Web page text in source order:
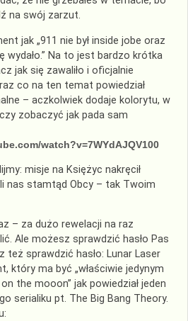
na swój zarzut.
jak „911 nie był inside jobe oraz
wydało.” Na to jest bardzo krótka
jak się zawaliło i oficjalnie
co na ten temat powiedział
– aczkolwiek dodaje kolorytu, w
zobaczyć jak pada sam
watch?v=7WYdAJQV100
misje na Księżyc nakręcił
nas stamtąd Obcy – tak Twoim
– za dużo rewelacji na raz
Ale możesz sprawdzić hasło Pas
też sprawdzić hasło: Lunar Laser
który ma być „właściwie jedynym
the mooon” jak powiedział jeden
serialiku pt. The Big Bang Theory.